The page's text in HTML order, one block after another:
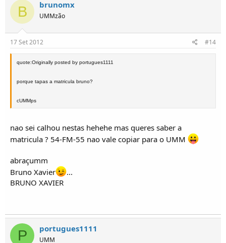
B brunomx
UMMzão
17 Set 2012 #14
quote:Originally posted by portugues1111
porque tapas a matricula bruno?
cUMMps
nao sei calhou nestas hehehe mas queres saber a
matricula ? 54-FM-55 nao vale copiar para o UMM
abraçumm
Bruno Xavier
...
BRUNO XAVIER
P portugues1111
UMM